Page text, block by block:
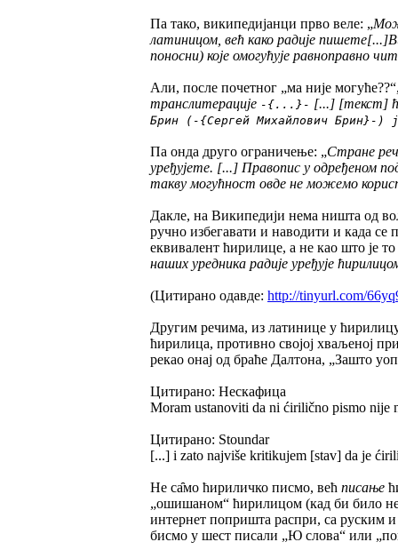
Па тако, википедијанци прво веле: „
латиницом, већ како радије
поносни) које омогућује равноправно
Али, после почетног „ма није
транслитерације -{...}- [...] [текст]
Брин (-{Сергей Михайлович Брин}-)
Па онда друго ограничење: „Стране
уређујете. [...] Правопис у одређеном
такву могућност овде не можемо
Дакле, на Википедији нема ништа од
ручно избегавати и наводити и када
еквивалент ћирилице, а не као што је
наших уредника радије уређује
(Цитирано одавде: http://tinyurl.com/
Другим речима, из латинице у
ћирилица, противно својој хваљеној
рекао онај од браће Далтона, „Зашто
Цитирано: Нескафица
Moram ustanoviti da ni ćirilično pismo nije
Цитирано: Stoundar
[...] i zato najviše kritikujem [stav] da je
Не са̑мо ћириличко писмо, већ писање
„ошишаном“ ћирилицом (кад би било
интернет попришта распри, са руским
бисмо у шест писали „Ю слова“ или